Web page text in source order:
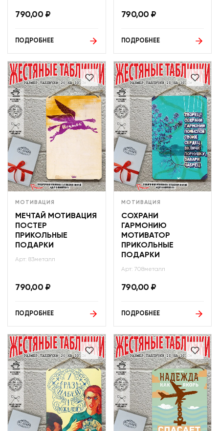
790,00 ₽
ПОДРОБНЕЕ
790,00 ₽
ПОДРОБНЕЕ
МОТИВАЦИЯ
МЕЧТАЙ МОТИВАЦИЯ
ПОСТЕР
ПРИКОЛЬНЫЕ
ПОДАРКИ
Арт: 83металл
790,00 ₽
ПОДРОБНЕЕ
МОТИВАЦИЯ
СОХРАНИ
ГАРМОНИЮ
МОТИВАТОР
ПРИКОЛЬНЫЕ
ПОДАРКИ
Арт: 708металл
790,00 ₽
ПОДРОБНЕЕ